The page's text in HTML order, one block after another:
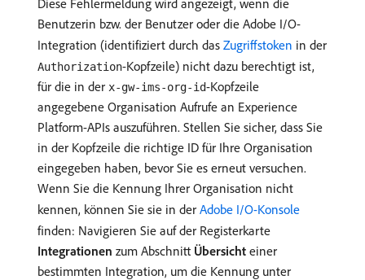
Diese Fehlermeldung wird angezeigt, wenn die
Benutzerin bzw. der Benutzer oder die Adobe I/O-
Integration (identifiziert durch das Zugriffstoken in der
Authorization-Kopfzeile) nicht dazu berechtigt ist,
für die in der x-gw-ims-org-id-Kopfzeile
angegebene Organisation Aufrufe an Experience
Platform-APIs auszuführen. Stellen Sie sicher, dass Sie
in der Kopfzeile die richtige ID für Ihre Organisation
eingegeben haben, bevor Sie es erneut versuchen.
Wenn Sie die Kennung Ihrer Organisation nicht
kennen, können Sie sie in der Adobe I/O-Konsole
finden: Navigieren Sie auf der Registerkarte
Integrationen zum Abschnitt Übersicht einer
bestimmten Integration, um die Kennung unter